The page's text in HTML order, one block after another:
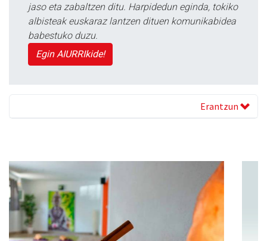
jaso eta zabaltzen ditu. Harpidedun eginda, tokiko
albisteak euskaraz lantzen dituen komunikabidea
babestuko duzu.
Egin AIURRIkide!
Erantzun